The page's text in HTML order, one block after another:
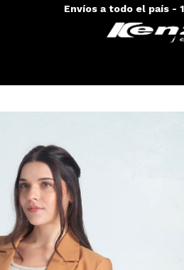
Envíos a todo el país -